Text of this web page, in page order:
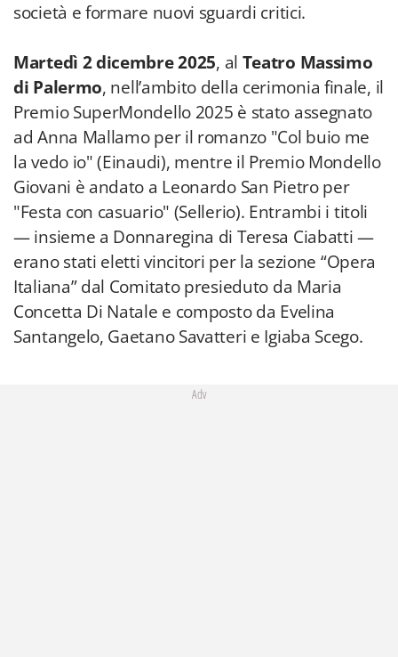
società e formare nuovi sguardi critici.
Martedì 2 dicembre 2025, al Teatro Massimo
di Palermo, nell’ambito della cerimonia finale, il
Premio SuperMondello 2025 è stato assegnato
ad Anna Mallamo per il romanzo "Col buio me
la vedo io" (Einaudi), mentre il Premio Mondello
Giovani è andato a Leonardo San Pietro per
"Festa con casuario" (Sellerio). Entrambi i titoli
— insieme a Donnaregina di Teresa Ciabatti —
erano stati eletti vincitori per la sezione “Opera
Italiana” dal Comitato presieduto da Maria
Concetta Di Natale e composto da Evelina
Santangelo, Gaetano Savatteri e Igiaba Scego.
Adv